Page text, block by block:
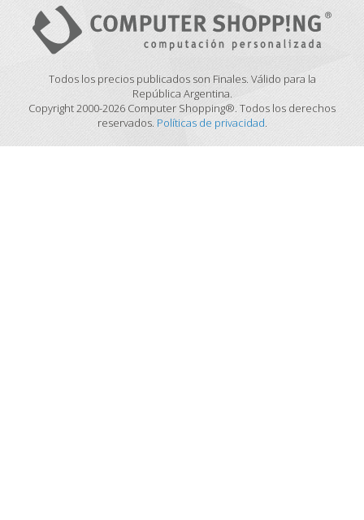
Todos los precios publicados son Finales. Válido para la
República Argentina.
Copyright 2000-2026 Computer Shopping®. Todos los derechos
reservados. Políticas de privacidad.